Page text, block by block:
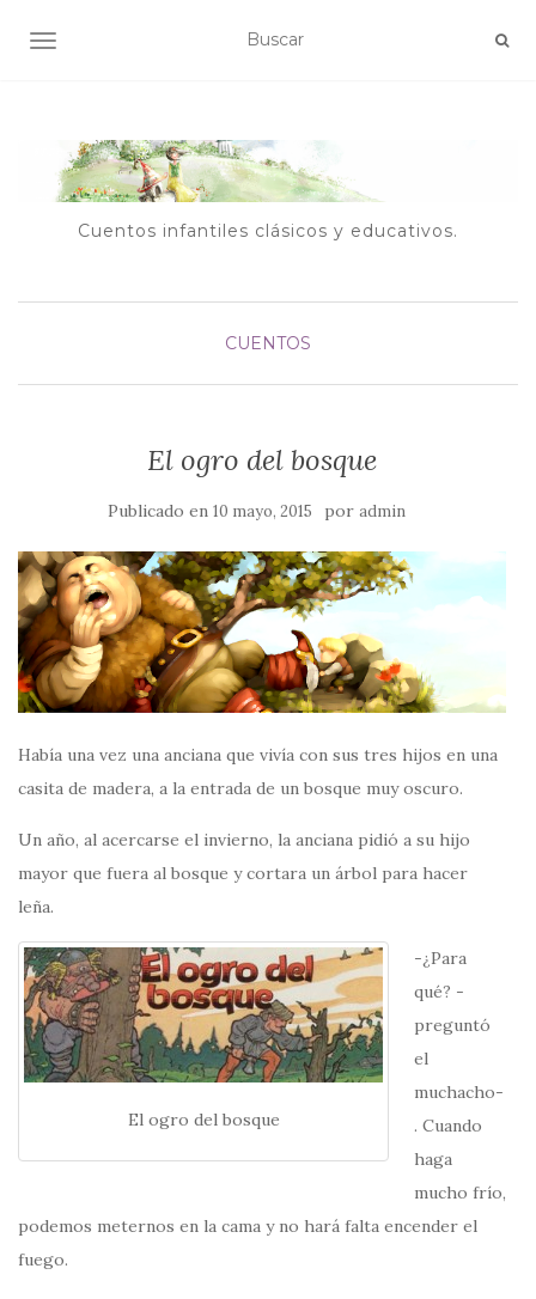
ALTERNAR NAVEGACIÓN
Cuentos infantiles clásicos y educativos.
CUENTOS
El ogro del bosque
Publicado en 10 mayo, 2015 por admin
Había una vez una anciana que vivía con sus tres hijos en una
casita de madera, a la entrada de un bosque muy oscuro.
Un año, al acercarse el invierno, la anciana pidió a su hijo
mayor que fuera al bosque y cortara un árbol para hacer
leña.
El ogro del bosque
-¿Para
qué? -
preguntó
el
muchacho-
. Cuando
haga
mucho frío,
podemos meternos en la cama y no hará falta encender el
fuego.